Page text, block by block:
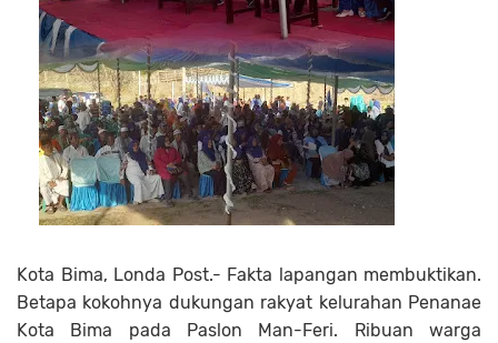
Kota Bima, Londa Post.- Fakta lapangan membuktikan.
Betapa kokohnya dukungan rakyat kelurahan Penanae
Kota Bima pada Paslon Man-Feri. Ribuan warga